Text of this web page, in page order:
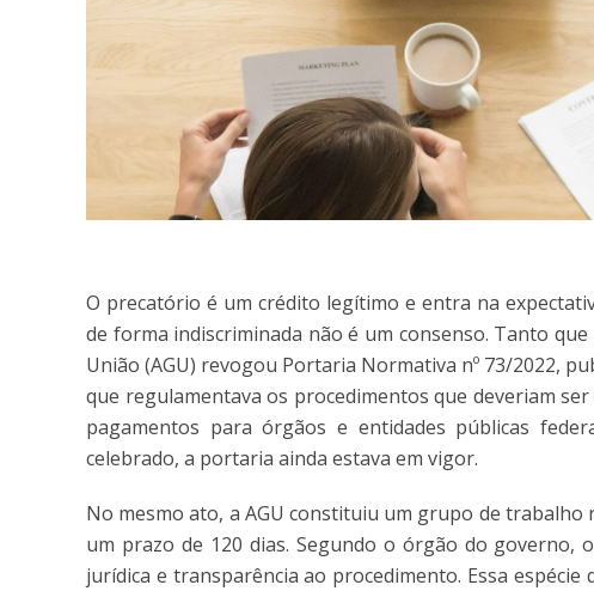
O precatório é um crédito legítimo e entra na
de forma indiscriminada não é um consenso. Tanto
União (AGU) revogou Portaria Normativa nº 73/2022,
que regulamentava os procedimentos que deveriam
pagamentos para órgãos e entidades públicas
celebrado, a portaria ainda estava em vigor.
No mesmo ato, a AGU constituiu um grupo de
um prazo de 120 dias. Segundo o órgão do governo,
jurídica e transparência ao procedimento. Essa espécie